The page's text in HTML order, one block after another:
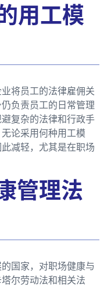
用工模
将员工的法律雇佣关
负责员工的日常管理
复杂的法律和行政手
论采用何种用工模
减轻，尤其是在职场
管理法
国家，对职场健康与
尔劳动法和相关法